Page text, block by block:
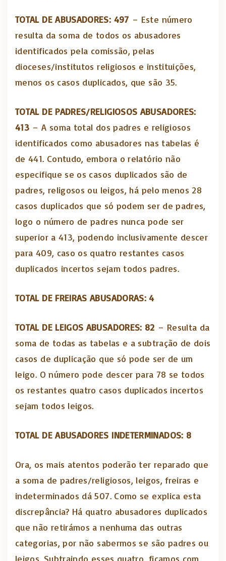
TOTAL DE ABUSADORES: 497 – Este número
resulta da soma de todos os abusadores
identificados pela comissão, pelas
dioceses/institutos religiosos e instituições,
menos os casos duplicados, que são 35.
TOTAL DE PADRES/RELIGIOSOS ABUSADORES:
413 – A soma total dos padres e religiosos
identificados como abusadores nas tabelas é
de 441. Contudo, embora o relatório não
especifique se os casos duplicados são de
padres, religosos ou leigos, há pelo menos 28
casos duplicados que só podem ser de padres,
logo o número de padres nunca pode ser
superior a 413, podendo inclusivamente descer
para 409, caso os quatro restantes casos
duplicados incertos sejam todos padres.
TOTAL DE FREIRAS ABUSADORAS: 4
TOTAL DE LEIGOS ABUSADORES: 82 – Resulta da
soma de todas as tabelas e a subtração de dois
casos de duplicação que só pode ser de um
leigo. O número pode descer para 78 se todos
os restantes quatro casos duplicados incertos
sejam todos leigos.
TOTAL DE ABUSADORES INDETERMINADOS: 8
Ora, os mais atentos poderão ter reparado que
a soma de padres/religiosos, leigos, freiras e
indeterminados dá 507. Como se explica esta
discrepância? Há quatro abusadores duplicados
que não retirámos a nenhuma das outras
categorias, por não sabermos se são padres ou
leigos. Subtraindo esses quatro, ficamos com